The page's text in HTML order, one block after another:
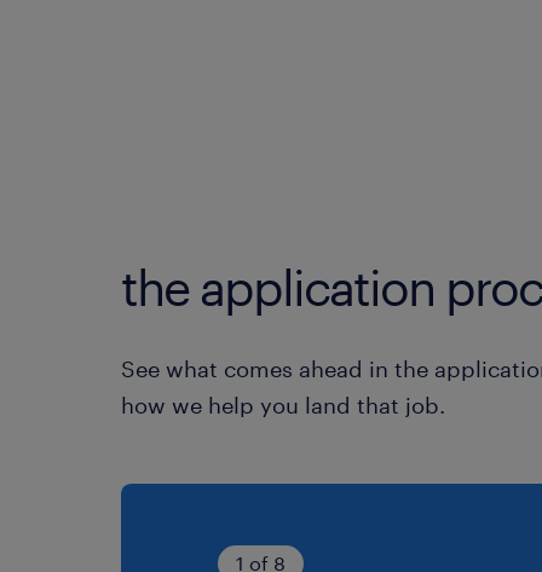
the application
See what comes ahead in the
how we help you land that job.
1 of 8